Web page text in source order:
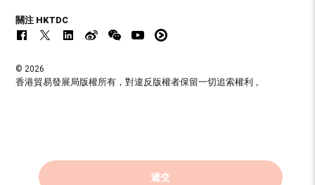
遞交
關注 HKTDC
© 2026
香港貿易發展局版權所有，對違反版權者保留一切追索權利 。